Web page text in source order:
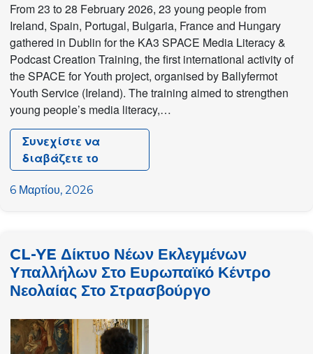
From 23 to 28 February 2026, 23 young people from
Ireland, Spain, Portugal, Bulgaria, France and Hungary
gathered in Dublin for the KA3 SPACE Media Literacy &
Podcast Creation Training, the first international activity of
the SPACE for Youth project, organised by Ballyfermot
Youth Service (Ireland). The training aimed to strengthen
young people’s media literacy,…
Συνεχίστε να
διαβάζετε το
SPACE
Ireland
launches
podcast
6 Μαρτίου, 2026
CL-YE Δίκτυο Νέων Εκλεγμένων
Υπαλλήλων Στο Ευρωπαϊκό Κέντρο
Νεολαίας Στο Στρασβούργο